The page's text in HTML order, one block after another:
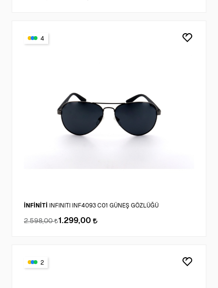
4
İNFİNİTİ INFINITI INF4093 C01 GÜNEŞ GÖZLÜĞÜ
2.598,00 1.299,00
2